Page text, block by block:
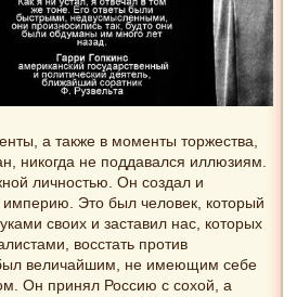
а также в моменты торжества,
никогда не поддавался иллюзиям.
личностью. Он создал и
Это был человек, который
своих и заставил нас, которых
восстать против
величайшим, не имеющим себе
Он принял Россию с сохой, а